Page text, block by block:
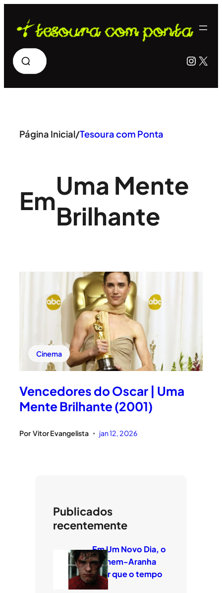
para
conteúdo
Pesquisar X
Página Inicial/Tesoura com Ponta
Em
Uma Mente
Brilhante
Cinema
Vencedores do Oscar | Uma
Mente Brilhante (2001)
Por Vitor Evangelista • jan 12, 2026
Publicados
recentemente
Em Um Novo Dia, o
Homem-Aranha
quer que o tempo
voe